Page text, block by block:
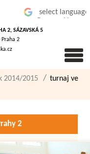
2, SÁZAVSKÁ 5
Praha 2
2014/2015
turnaj ve
2